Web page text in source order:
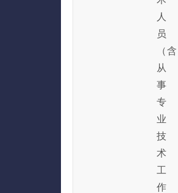
人
员
（含
从
事
专
业
技
术
工
作